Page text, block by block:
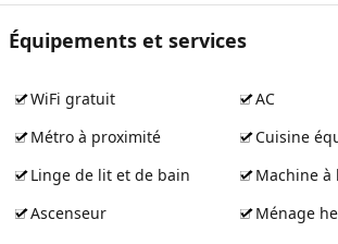
Équipements et services
WiFi gratuit
AC
Métro à proximité
Cuisine
Linge de lit et de bain
Machine à
Ascenseur
Ménage